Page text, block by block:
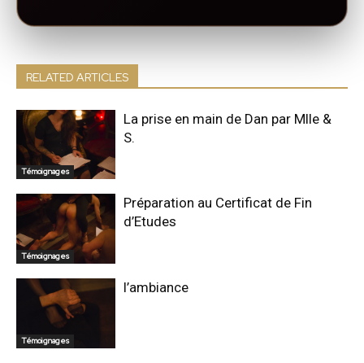
RELATED ARTICLES
Témoignages
La prise en main de Dan par Mlle &
S.
Témoignages
Préparation au Certificat de Fin
d’Etudes
Témoignages
l’ambiance